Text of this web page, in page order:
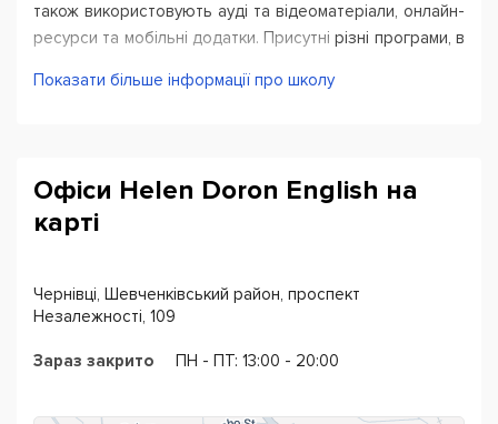
також використовують ауді та відеоматеріали, онлайн-
ресурси та мобільні додатки.Присутнірізні програми, в
англійською мовою.
(залежно від курсу та віку студентів). Підбирають
зручний для вас та вашої дитини графік занять.
Показати більше інформації про школу
Офіси Helen Doron English на
карті
Чернівці, Шевченківський район, проспект
Незалежності, 109
Зараз закрито ПН - ПТ: 13:00 - 20:00